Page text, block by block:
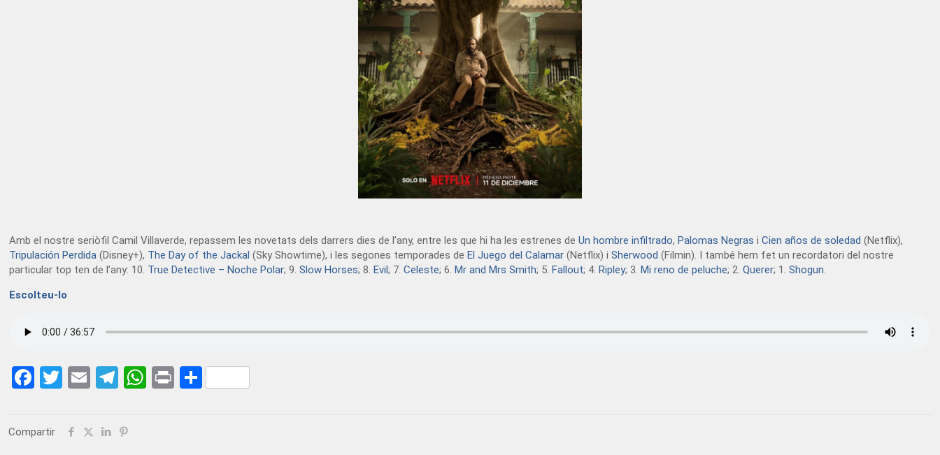
Amb el nostre seriòfil Camil Villaverde, repassem les novetats dels darrers dies de l’any, entre les que hi ha les estrenes deUn hombre infiltrado,Palomas Negras iCien años de soledad (Netflix),
Tripulación Perdida (Disney+), The Day of the Jackal (Sky Showtime), i les segones temporades deEl Juego del Calamar (Netflix) iSherwood (Filmin). I també hem fet un recordatori del nostre
particular top ten de l’any: 10. True Detective – Noche Polar; 9.Slow Horses; 8.Evil; 7.Celeste; 6.Mr and Mrs Smith; 5.Fallout; 4.Ripley; 3.Mi reno de peluche; 2.Querer; 1.Shogun.
Escolteu-lo
Facebook
Twitter
EmailTelegram
WhatsApp
PrintShare
Compartir